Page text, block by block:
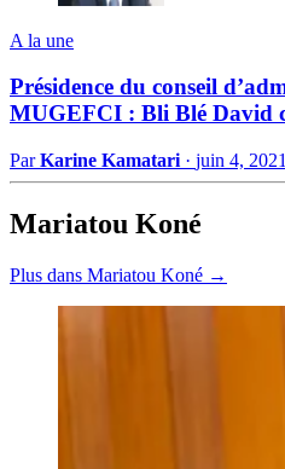
A la une
Présidence du conseil
MUGEFCI : Bli Blé David
ParKarine Kamatari · juin 4, 2021
Mariatou Koné
Plus dans Mariatou Koné →